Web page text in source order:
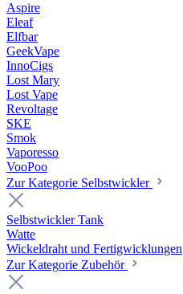
Aspire
Eleaf
Elfbar
GeekVape
InnoCigs
Lost Mary
Lost Vape
Revoltage
SKE
Smok
Vaporesso
VooPoo
Zur Kategorie Selbstwickler
Selbstwickler Tank
Watte
Wickeldraht und Fertigwicklungen
Zur Kategorie Zubehör